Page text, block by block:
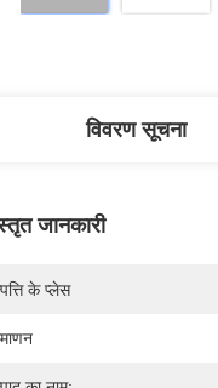
विवरण सूचना
जानकारी
के प्लेस